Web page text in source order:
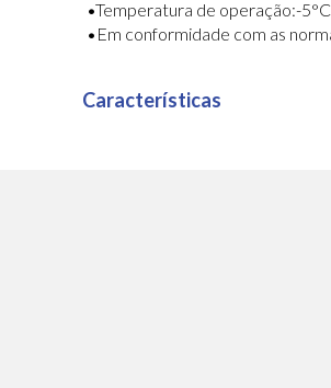
•Temperatura de operação:-
•Em conformidade com as
Características